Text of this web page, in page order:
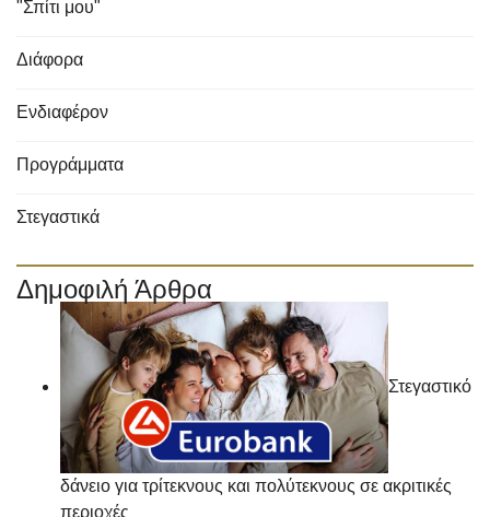
"Σπίτι μου"
Διάφορα
Ενδιαφέρον
Προγράμματα
Στεγαστικά
Δημοφιλή Άρθρα
Στεγαστικό
δάνειο για τρίτεκνους και πολύτεκνους σε ακριτικές
περιοχές